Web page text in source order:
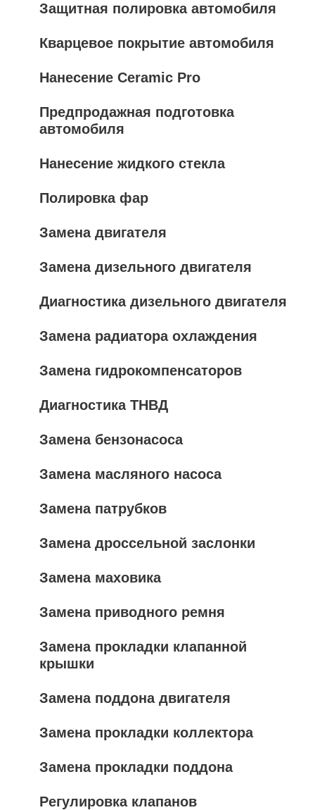
Защитная полировка автомобиля
Кварцевое покрытие автомобиля
Нанесение Ceramic Pro
Предпродажная подготовка
автомобиля
Нанесение жидкого стекла
Полировка фар
Замена двигателя
Замена дизельного двигателя
Диагностика дизельного двигателя
Замена радиатора охлаждения
Замена гидрокомпенсаторов
Диагностика ТНВД
Замена бензонасоса
Замена масляного насоса
Замена патрубков
Замена дроссельной заслонки
Замена маховика
Замена приводного ремня
Замена прокладки клапанной
крышки
Замена поддона двигателя
Замена прокладки коллектора
Замена прокладки поддона
Регулировка клапанов